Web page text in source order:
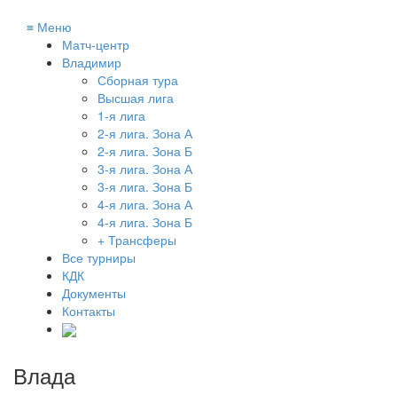
≡ Меню
Матч-центр
Владимир
Сборная тура
Высшая лига
1-я лига
2-я лига. Зона А
2-я лига. Зона Б
3-я лига. Зона А
3-я лига. Зона Б
4-я лига. Зона А
4-я лига. Зона Б
+ Трансферы
Все турниры
КДК
Документы
Контакты
Влада